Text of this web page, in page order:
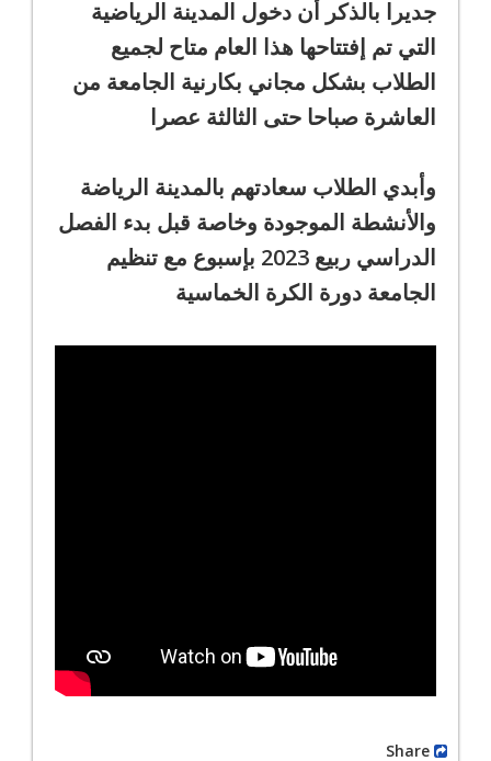
جديرا بالذكر أن دخول المدينة الرياضية
التي تم إفتتاحها هذا العام متاح لجميع
الطلاب بشكل مجاني بكارنية الجامعة من
العاشرة صباحا حتى الثالثة عصرا
وأبدي الطلاب سعادتهم بالمدينة الرياضة
والأنشطة الموجودة وخاصة قبل بدء الفصل
الدراسي ربيع 2023 بإسبوع مع تنظيم
الجامعة دورة الكرة الخماسية